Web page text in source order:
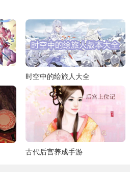
时空中的绘旅人大全
古代后宫养成手游